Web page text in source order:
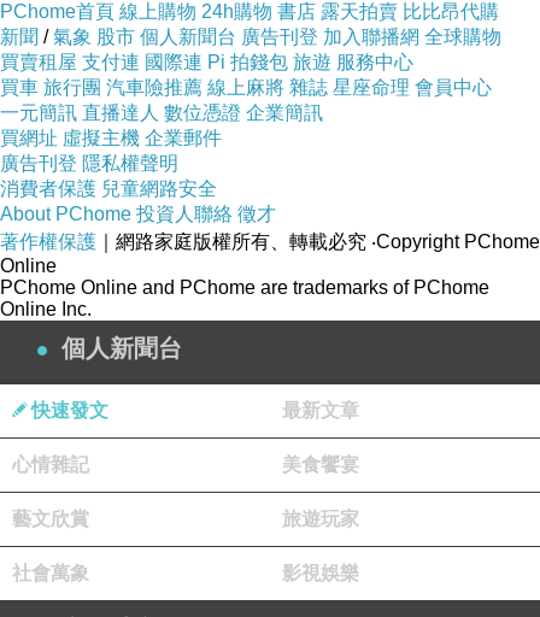
PChome首頁 線上購物 24h購物 書店 露天拍賣 比比昂代購
新聞 /氣象 股市 個人新聞台 廣告刊登 加入聯播網 全球購物
買賣租屋 支付連 國際連 Pi 拍錢包 旅遊 服務中心
買車 旅行團 汽車險推薦 線上麻將 雜誌 星座命理 會員中心
一元簡訊 直播達人 數位憑證 企業簡訊
買網址 虛擬主機 企業郵件
廣告刊登 隱私權聲明
消費者保護 兒童網路安全
About PChome 投資人聯絡 徵才
著作權保護 ｜網路家庭版權所有、轉載必究 ‧Copyright PChome
Online
PChome Online and PChome are trademarks of PChome
Online Inc.
個人新聞台
快速發文 最新文章
心情雜記 美食饗宴
藝文欣賞 旅遊玩家
社會萬象 影視娛樂